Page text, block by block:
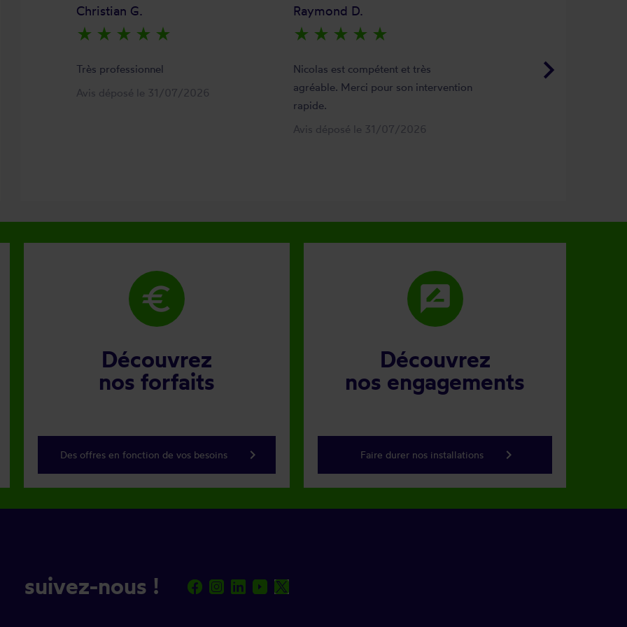
keyboard_arrow_right
Christian G.
star_rate star_rate star_rate star_rate star_rate
Très professionnel
Avis déposé le 31/07/2026
Raymond D.
star_rate star_rate star_rate star_rate star_rate
Nicolas est compétent et très
agréable. Merci pour son intervention
rapide.
Avis déposé le 31/07/2026
euro
Découvrez
nos forfaits
Des offres en fonction de vos besoins keyboard_arrow_right
rate_review
Découvrez
nos engagements
Faire durer nos installations keyboard_arrow_right
suivez-nous !